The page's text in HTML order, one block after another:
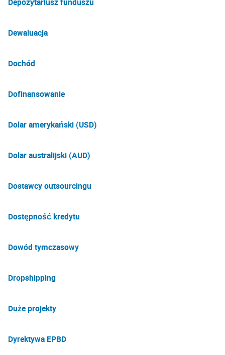
Dewaluacja
Dochód
Dofinansowanie
Dolar amerykański (USD)
Dolar australijski (AUD)
Dostawcy outsourcingu
Dostępność kredytu
Dowód tymczasowy
Dropshipping
Duże projekty
Dyrektywa EPBD